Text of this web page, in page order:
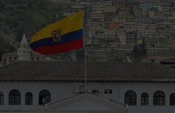
modal-check